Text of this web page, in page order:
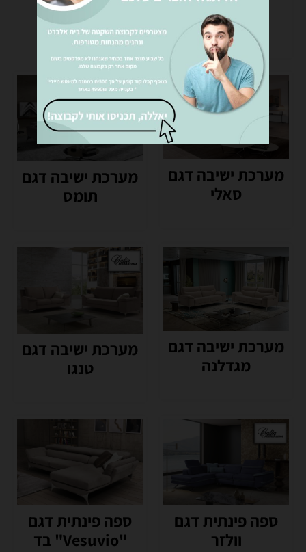
₪5,990
מערכת ישיבה דגם
סאלי
מערכת ישיבה דגם
תומס
מערכת ישיבה דגם
מגדלנה
מערכת ישיבה דגם
טנגו
ספה פינתית דגם
וולזר
ספה פינתית דגם
"Vesuvio" בד